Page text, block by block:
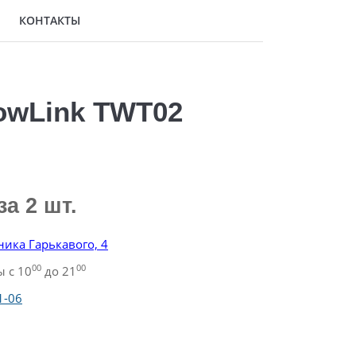
КОНТАКТЫ
TWT02
2 шт.
Гарькавого, 4
с 1000до 21 00
06